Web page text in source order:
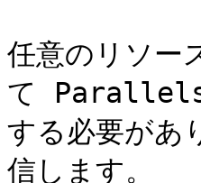
任意のリソー
て Parallels
する必要があ
信します。